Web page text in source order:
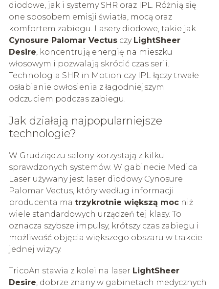
diodowe, jak i systemy SHR oraz IPL. Różnią się
one sposobem emisji światła, mocą oraz
komfortem zabiegu. Lasery diodowe, takie jak
Cynosure Palomar Vectusczy LightSheer
Desire, koncentrują energię na mieszku
włosowym i pozwalają skrócić czas serii.
Technologia SHR in Motion czy IPL łączy trwałe
osłabianie owłosienia z łagodniejszym
odczuciem podczas zabiegu.
Jak działają najpopularniejsze
technologie?
W Grudziądzu salony korzystają z kilku
sprawdzonych systemów. W gabinecie Medica
Laser używany jest laser diodowy Cynosure
Palomar Vectus, który według informacji
producenta ma trzykrotnie większą mocniż
wiele standardowych urządzeń tej klasy. To
oznacza szybsze impulsy, krótszy czas zabiegu i
możliwość objęcia większego obszaru w trakcie
jednej wizyty.
TricoAn stawia z kolei na laser LightSheer
Desire, dobrze znany w gabinetach medycznych